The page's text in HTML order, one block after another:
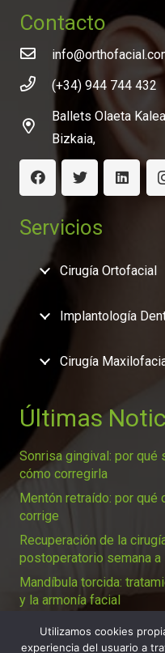
Contacto
(+34) 944 744 432
Ballets Olaeta
Bizkaia,
Servicios
Cirugía Ortofacial
Implantología
Cirugía
Últimas
Sonrisa gingival: por qué
cómo corregirla
Mentón retraído: por qué
corrige
Recuperación de la
postoperatorio semana a
Mandíbula torcida:
y la armonía facial
Utilizamos cookies
experiencia del usuario a